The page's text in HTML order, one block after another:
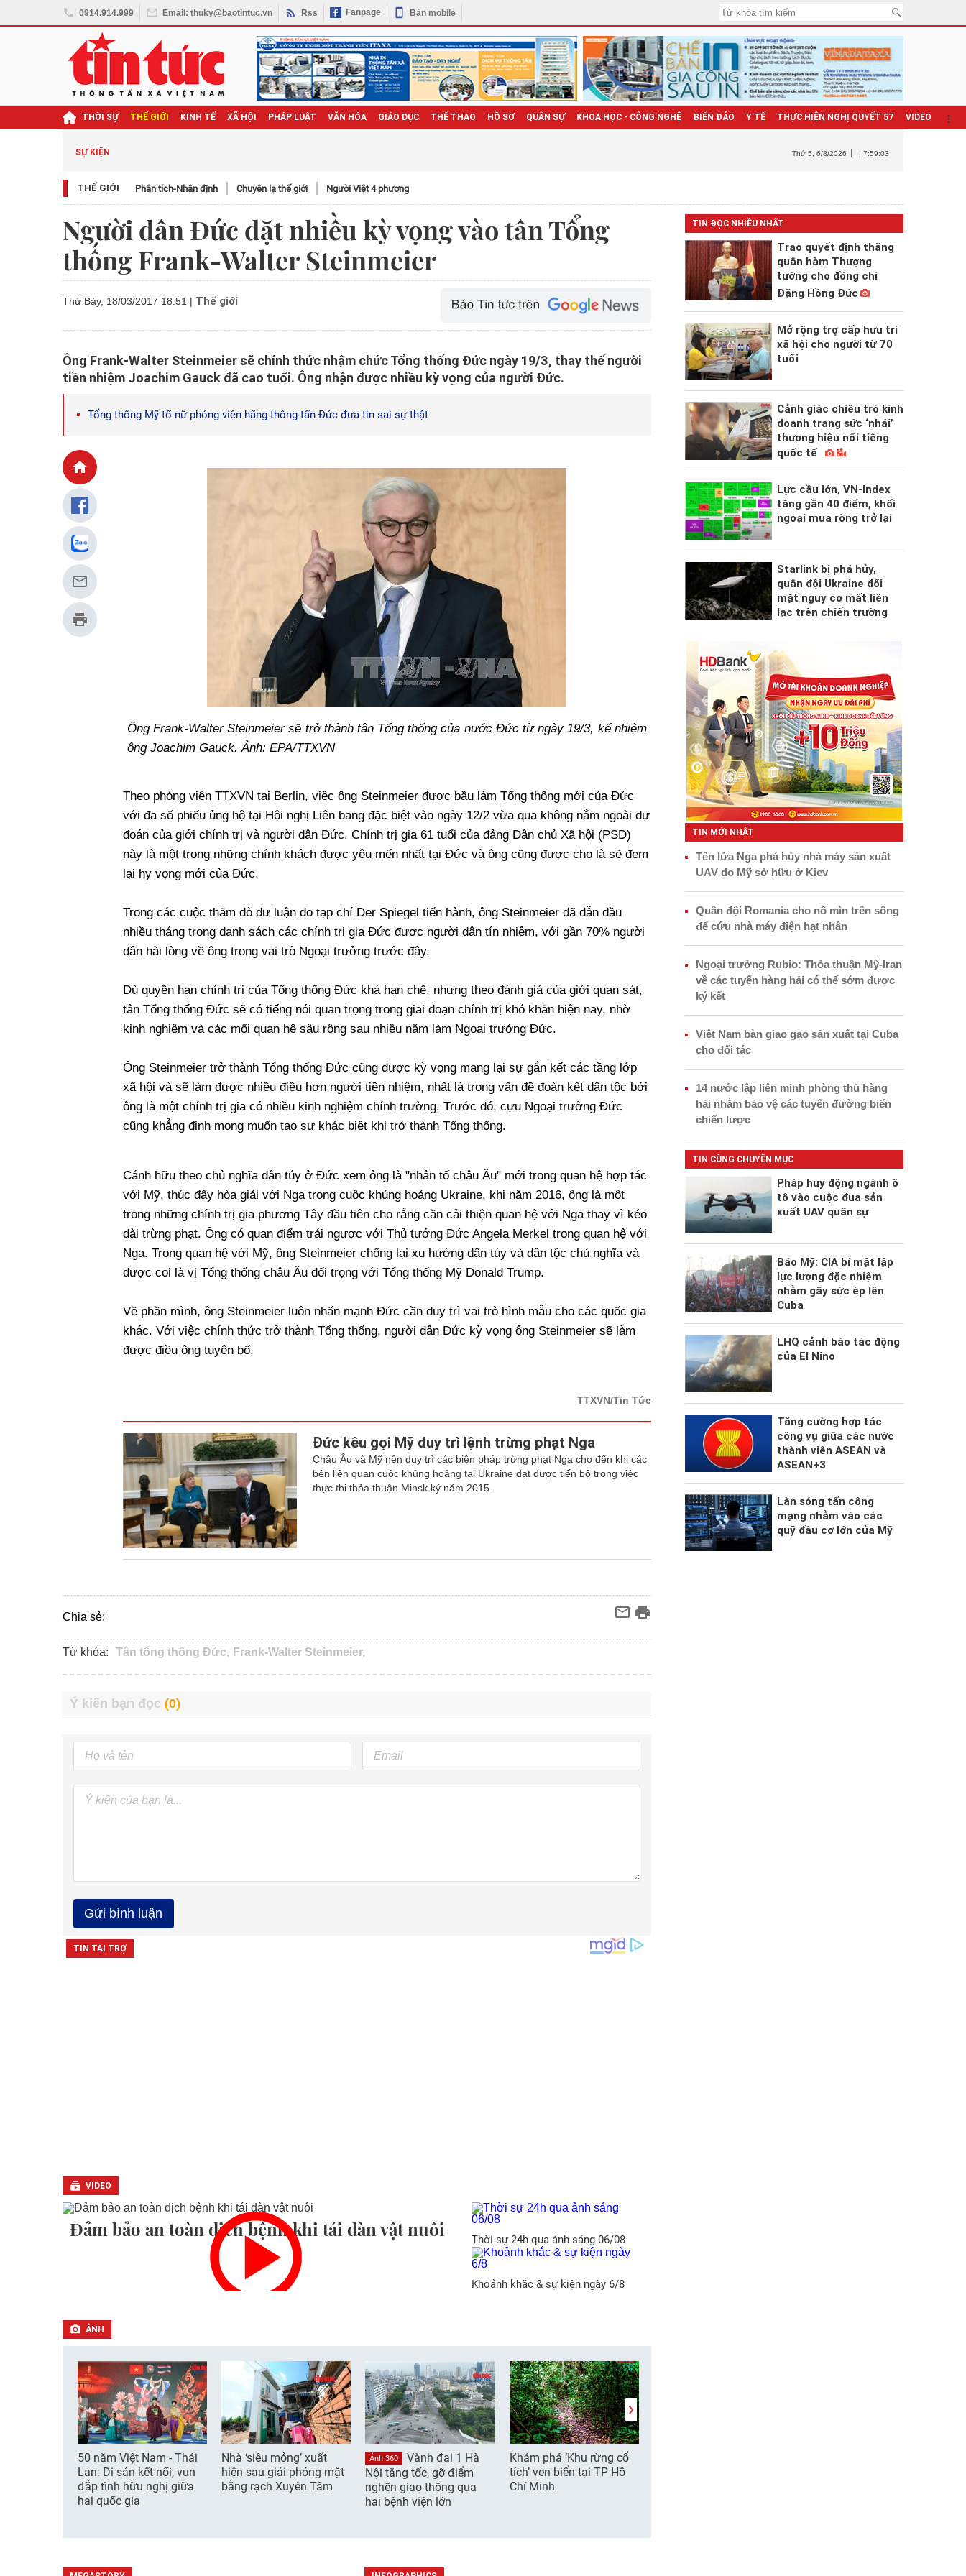
0914.914.999 Email: thuky@baotintuc.vn Rss Fanpage Bản mobile
THỜI SỰ THẾ GIỚI KINH TẾ XÃ HỘI PHÁP LUẬT VĂN HÓA GIÁO DỤC THỂ THAO HỒ SƠ QUÂN SỰ KHOA HỌC - CÔNG NGHỆ BIỂN ĐẢO Y TẾ THỰC HIỆN NGHỊ QUYẾT 57 VIDEO
SỰ KIỆN Thứ 5 , 6/8/2026 | 7:59:04
THẾ GIỚI Phân tích-Nhận định Chuyện lạ thế giới Người Việt 4 phương
Người dân Đức đặt nhiều kỳ vọng vào tân Tổng
thống Frank-Walter Steinmeier
Thứ Bảy, 18/03/2017 18:51 | Thế giới
Ông Frank-Walter Steinmeier sẽ chính thức nhậm chức Tổng thống Đức ngày 19/3, thay thế người
tiền nhiệm Joachim Gauck đã cao tuổi. Ông nhận được nhiều kỳ vọng của người Đức.
Tổng thống Mỹ tố nữ phóng viên hãng thông tấn Đức đưa tin sai sự thật
Ông Frank-Walter Steinmeier sẽ trở thành tân Tổng thống của nước Đức từ ngày 19/3, kế nhiệm
ông Joachim Gauck. Ảnh: EPA/TTXVN
Theo phóng viên TTXVN tại Berlin, việc ông Steinmeier được bầu làm Tổng thống mới của Đức
với đa số phiếu ủng hộ tại Hội nghị Liên bang đặc biệt vào ngày 12/2 vừa qua không nằm ngoài dự
đoán của giới chính trị và người dân Đức. Chính trị gia 61 tuổi của đảng Dân chủ Xã hội (PSD)
này là một trong những chính khách được yêu mến nhất tại Đức và ông cũng được cho là sẽ đem
lại hy vọng mới của Đức.
Trong các cuộc thăm dò dư luận do tạp chí Der Spiegel tiến hành, ông Steinmeier đã dẫn đầu
nhiều tháng trong danh sách các chính trị gia Đức được người dân tín nhiệm, với gần 70% người
dân hài lòng về ông trong vai trò Ngoại trưởng trước đây.
Dù quyền hạn chính trị của Tổng thống Đức khá hạn chế, nhưng theo đánh giá của giới quan sát,
tân Tổng thống Đức sẽ có tiếng nói quan trọng trong giai đoạn chính trị khó khăn hiện nay, nhờ
kinh nghiệm và các mối quan hệ sâu rộng sau nhiều năm làm Ngoại trưởng Đức.
Ông Steinmeier trở thành Tổng thống Đức cũng được kỳ vọng mang lại sự gắn kết các tầng lớp
xã hội và sẽ làm được nhiều điều hơn người tiền nhiệm, nhất là trong vấn đề đoàn kết dân tộc bởi
ông là một chính trị gia có nhiều kinh nghiệm chính trường. Trước đó, cựu Ngoại trưởng Đức
cũng khẳng định mong muốn tạo sự khác biệt khi trở thành Tổng thống.
Cánh hữu theo chủ nghĩa dân túy ở Đức xem ông là "nhân tố châu Âu" mới trong quan hệ hợp tác
với Mỹ, thúc đẩy hòa giải với Nga trong cuộc khủng hoảng Ukraine, khi năm 2016, ông là một
trong những chính trị gia phương Tây đầu tiên cho rằng cần cải thiện quan hệ với Nga thay vì kéo
dài trừng phạt. Ông có quan điểm trái ngược với Thủ tướng Đức Angela Merkel trong quan hệ với
Nga. Trong quan hệ với Mỹ, ông Steinmeier chống lại xu hướng dân túy và dân tộc chủ nghĩa và
được coi là vị Tổng thống châu Âu đối trọng với Tổng thống Mỹ Donald Trump.
Về phần mình, ông Steinmeier luôn nhấn mạnh Đức cần duy trì vai trò hình mẫu cho các quốc gia
khác. Với việc chính thức trở thành Tổng thống, người dân Đức kỳ vọng ông Steinmeier sẽ làm
được điều ông tuyên bố.
TTXVN/Tin Tức
Đức kêu gọi Mỹ duy trì lệnh trừng phạt Nga
Châu Âu và Mỹ nên duy trì các biện pháp trừng phạt Nga cho đến khi các
bên liên quan cuộc khủng hoảng tại Ukraine đạt được tiến bộ trong việc
thực thi thỏa thuận Minsk ký năm 2015.
Chia sẻ:
Từ khóa: Tân tổng thống Đức, Frank-Walter Steinmeier,
VIDEO
Đảm bảo an toàn dịch bệnh khi tái đàn vật nuôi Thời sự 24h qua ảnh sáng 06/08
Khoảnh khắc & sự kiện ngày 6/8
ẢNH
50 năm Việt Nam - Thái
Lan: Di sản kết nối, vun
đắp tình hữu nghị giữa
hai quốc gia
Nhà ‘siêu mỏng’ xuất
hiện sau giải phóng mặt
bằng rạch Xuyên Tâm
Ảnh 360
Vành đai 1 Hà
Nội tăng tốc, gỡ điểm
nghẽn giao thông qua
hai bệnh viện lớn
Khám phá ‘Khu rừng cổ
tích’ ven biển tại TP Hồ
Chí Minh
TIN ĐỌC NHIỀU NHẤT
Trao quyết định thăng
quân hàm Thượng
tướng cho đồng chí
Đặng Hồng Đức
Mở rộng trợ cấp hưu trí
xã hội cho người từ 70
tuổi
Cảnh giác chiêu trò kinh
doanh trang sức ‘nhái’
thương hiệu nổi tiếng
quốc tế
Lực cầu lớn, VN-Index
tăng gần 40 điểm, khối
ngoại mua ròng trở lại
Starlink bị phá hủy,
quân đội Ukraine đối
mặt nguy cơ mất liên
lạc trên chiến trường
TIN MỚI NHẤT
Tên lửa Nga phá hủy nhà máy sản xuất
UAV do Mỹ sở hữu ở Kiev
Quân đội Romania cho nổ mìn trên sông
để cứu nhà máy điện hạt nhân
Ngoại trưởng Rubio: Thỏa thuận Mỹ-Iran
về các tuyến hàng hải có thể sớm được
ký kết
Việt Nam bàn giao gạo sản xuất tại Cuba
cho đối tác
14 nước lập liên minh phòng thủ hàng
hải nhằm bảo vệ các tuyến đường biển
chiến lược
TIN CÙNG CHUYÊN MỤC
Pháp huy động ngành ô
tô vào cuộc đua sản
xuất UAV quân sự
Báo Mỹ: CIA bí mật lập
lực lượng đặc nhiệm
nhằm gây sức ép lên
Cuba
LHQ cảnh báo tác động
của El Nino
Tăng cường hợp tác
công vụ giữa các nước
thành viên ASEAN và
ASEAN+3
Làn sóng tấn công
mạng nhằm vào các
quỹ đầu cơ lớn của Mỹ